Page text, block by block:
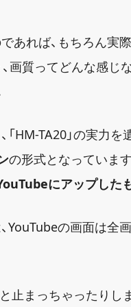
あれば、もちろん実
画質ってどんな感
HM-TA20」の実力
の形式となっています
にアップした
YouTubeの画面は全
まっちゃったりし